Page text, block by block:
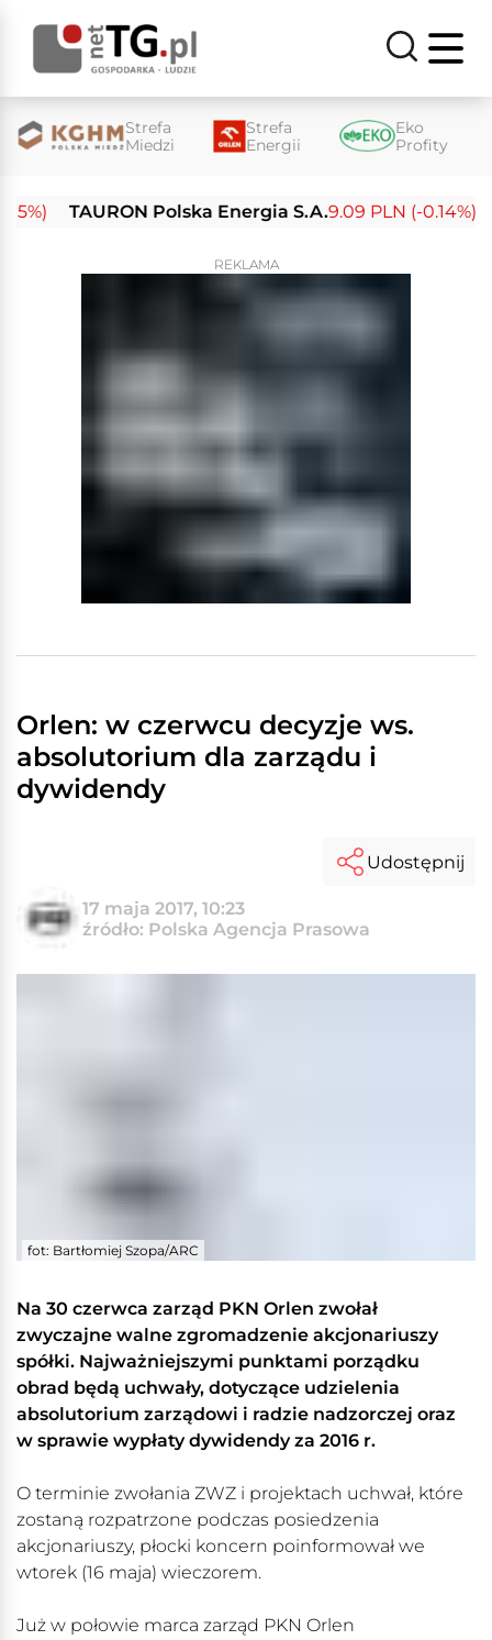
Strefa
Miedzi
Strefa
Energii
Eko
Profity
TAURON Polska Energia S.A.9.09 PLN (-0.14%)
REKLAMA
Orlen: w czerwcu decyzje ws.
absolutorium dla zarządu i
dywidendy
17 maja 2017, 10:23
źródło: Polska Agencja Prasowa
Udostępnij
fot: Bartłomiej Szopa/ARC
Na 30 czerwca zarząd PKN Orlen zwołał
zwyczajne walne zgromadzenie akcjonariuszy
spółki. Najważniejszymi punktami porządku
obrad będą uchwały, dotyczące udzielenia
absolutorium zarządowi i radzie nadzorczej oraz
w sprawie wypłaty dywidendy za 2016 r.
O terminie zwołania ZWZ i projektach uchwał, które
zostaną rozpatrzone podczas posiedzenia
akcjonariuszy, płocki koncern poinformował we
wtorek (16 maja) wieczorem.
Już w połowie marca zarząd PKN Orlen